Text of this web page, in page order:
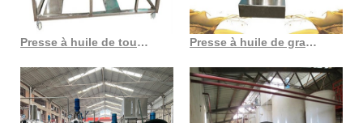
Presse à huile de tournesol, extracteur d’huile d’arachide, 750w, au Togo Presse à huile de graines de coton Surri de haute qualité au Togo